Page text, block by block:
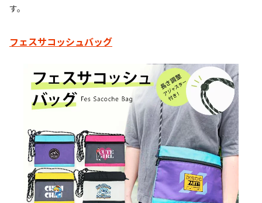
す。
フェスサコッシュバッグ